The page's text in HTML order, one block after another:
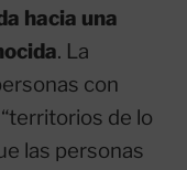
hacia una
. La
con
de lo
las personas